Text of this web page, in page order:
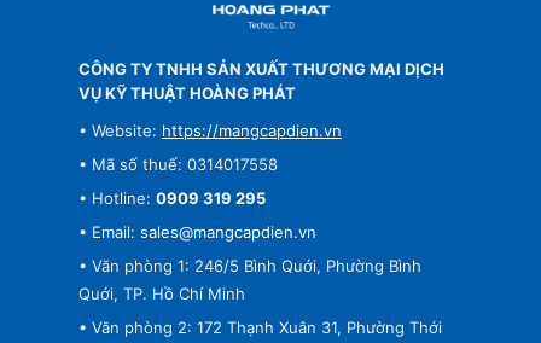
CÔNG TY TNHH SẢN XUẤT THƯƠNG MẠI DỊCH
VỤ KỸ THUẬT HOÀNG PHÁT
• Website: https://mangcapdien.vn
• Mã số thuế: 0314017558
• Hotline: 0909 319 295
• Email: sales@mangcapdien.vn
• Văn phòng 1: 246/5 Bình Quới, Phường Bình
Quới, TP. Hồ Chí Minh
• Văn phòng 2: 172 Thạnh Xuân 31, Phường Thới